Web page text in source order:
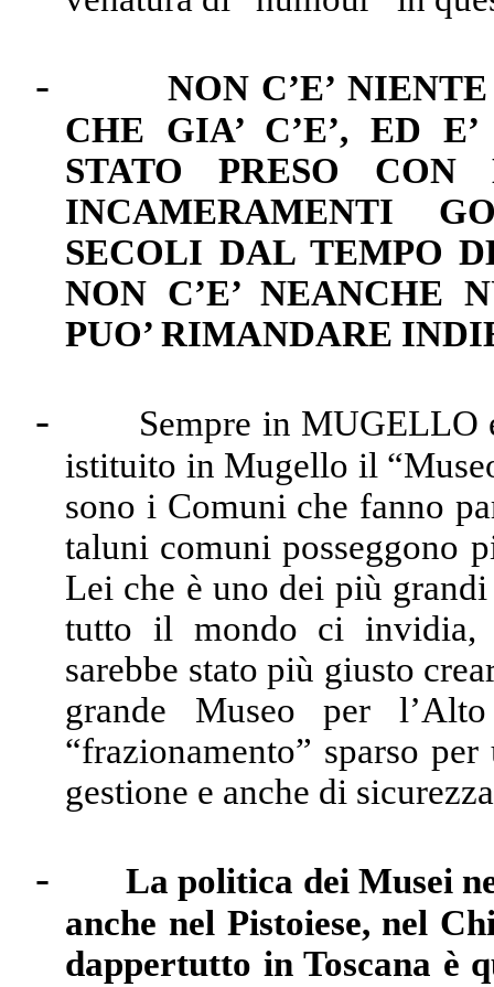
-
NON C’E’
CHE GIA’ C’E’, ED
STATO PRESO CON
INCAMERAMENTI
SECOLI DAL TEMPO
NON C’E’ NEANCHE
PUO’ RIMANDARE
-
Sempre in MUGELLO
istituito in Mugello il
sono i Comuni che fanno
taluni comuni posseggono
Lei che è uno dei più
tutto il mondo ci invidia,
sarebbe stato più giusto
grande Museo per
“frazionamento” sparso
gestione e anche di
-
La politica dei Musei
anche nel Pistoiese, nel
dappertutto in Toscana è